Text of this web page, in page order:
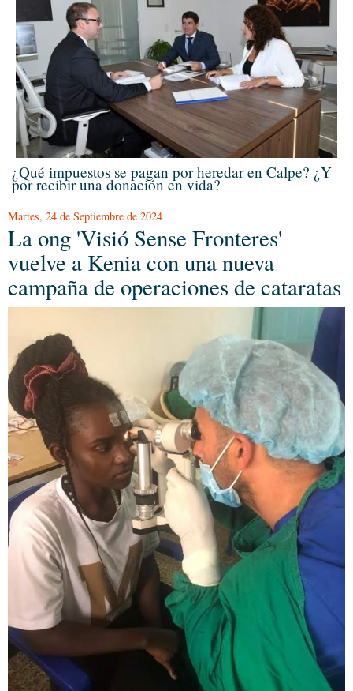
¿Qué impuestos se pagan por heredar en Calpe? ¿Y
por recibir una donación en vida?
Martes, 24 de Septiembre de 2024
La ong 'Visió Sense Fronteres'
vuelve a Kenia con una nueva
campaña de operaciones de cataratas